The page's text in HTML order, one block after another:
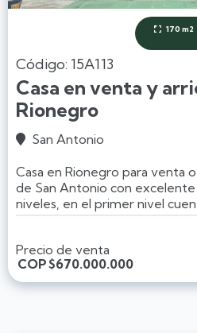
 170 m2
Código: 15A113
Casa en venta y
Rionegro
 San Antonio
Casa en Rionegro para venta
de San Antonio con excelente
niveles, en el primer nivel
Precio de venta
COP$670.000.000